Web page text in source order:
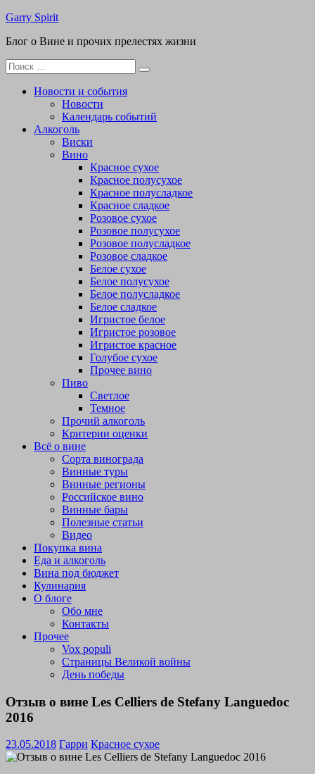
Перейти
содержимому
Garry Spirit
Блог о Вине и прочих прелестях жизни
Поиск
для:
Новости и события
Новости
Календарь событий
Алкоголь
Виски
Вино
Красное сухое
Красное полусухое
Красное полусладкое
Красное сладкое
Розовое сухое
Розовое полусухое
Розовое полусладкое
Розовое сладкое
Белое сухое
Белое полусухое
Белое полусладкое
Белое сладкое
Игристое белое
Игристое розовое
Игристое красное
Голубое сухое
Прочее вино
Пиво
Светлое
Темное
Прочий алкоголь
Критерии оценки
Всё о вине
Сорта винограда
Винные туры
Винные регионы
Российское вино
Винные бары
Полезные статьи
Видео
Покупка вина
Еда и алкоголь
Вина под бюджет
Кулинария
О блоге
Обо мне
Контакты
Прочее
Vox populi
Страницы Великой войны
День победы
Отзыв о вине Les Celliers de Stefany Languedoc
2016
23.05.2018 Гарри Красное сухое